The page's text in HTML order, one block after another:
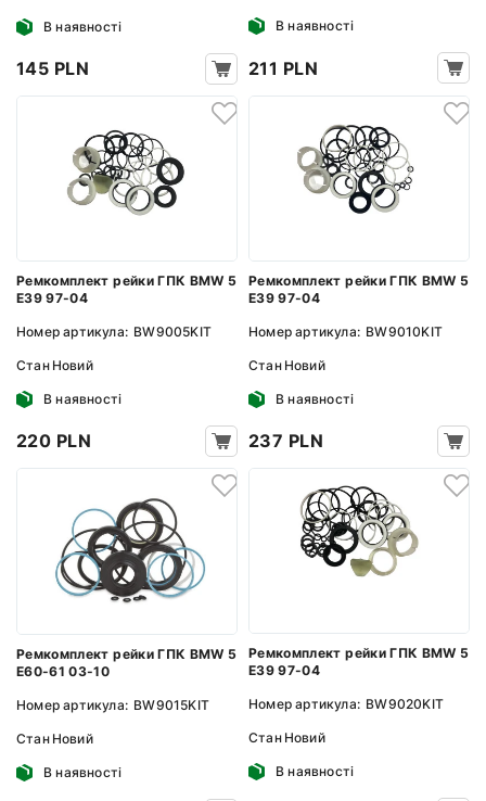
В наявності
145 PLN
В наявності
211 PLN
Ремкомплект рейки ГПК BMW 5
E39 97-04
Номер артикула: BW9005KIT
Стан Новий
В наявності
220 PLN
Ремкомплект рейки ГПК BMW 5
E39 97-04
Номер артикула: BW9010KIT
Стан Новий
В наявності
237 PLN
Ремкомплект рейки ГПК BMW 5
E60-61 03-10
Номер артикула: BW9015KIT
Стан Новий
В наявності
Ремкомплект рейки ГПК BMW 5
E39 97-04
Номер артикула: BW9020KIT
Стан Новий
В наявності